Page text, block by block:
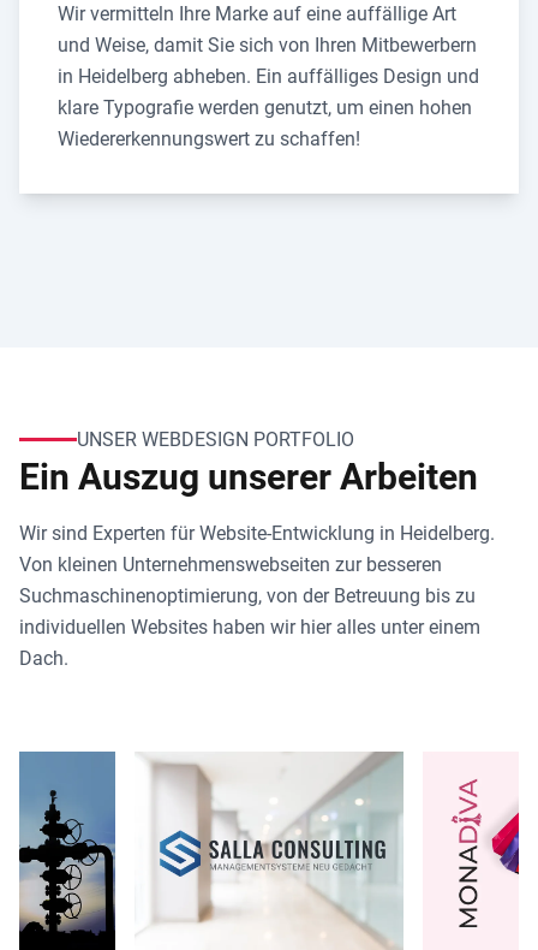
Wir vermitteln Ihre Marke auf eine auffällige Art
und Weise, damit Sie sich von Ihren Mitbewerbern
in Heidelberg abheben. Ein auffälliges Design und
klare Typografie werden genutzt, um einen hohen
Wiedererkennungswert zu schaffen!
UNSER WEBDESIGN PORTFOLIO
Ein Auszug unserer Arbeiten
Wir sind Experten für Website-Entwicklung in Heidelberg.
Von kleinen Unternehmenswebseiten zur besseren
Suchmaschinenoptimierung, von der Betreuung bis zu
individuellen Websites haben wir hier alles unter einem
Dach.